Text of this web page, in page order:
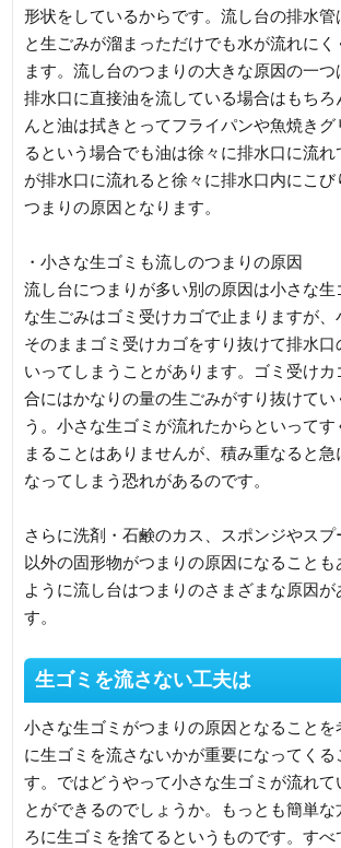
形状をしているからです。流し台の排水管
と生ごみが溜まっただけでも水が流れにく
ます。流し台のつまりの大きな原因の一つ
排水口に直接油を流している場合はもちろ
んと油は拭きとってフライパンや魚焼きグ
るという場合でも油は徐々に排水口に流れ
が排水口に流れると徐々に排水口内にこび
つまりの原因となります。
・小さな生ゴミも流しのつまりの原因
流し台につまりが多い別の原因は小さな生
な生ごみはゴミ受けカゴで止まりますが、
そのままゴミ受けカゴをすり抜けて排水口
いってしまうことがあります。ゴミ受け
合にはかなりの量の生ごみがすり抜けてい
う。小さな生ゴミが流れたからといってす
まることはありませんが、積み重なると急
なってしまう恐れがあるのです。
さらに洗剤・石鹸のカス、スポンジやス
以外の固形物がつまりの原因になること
ように流し台はつまりのさまざまな原因
す。
生ゴミを流さない工夫は
小さな生ゴミがつまりの原因となること
に生ゴミを流さないかが重要になってくる
す。ではどうやって小さな生ゴミが流れて
とができるのでしょうか。もっとも簡単な
ろに生ゴミを捨てるというものです。す